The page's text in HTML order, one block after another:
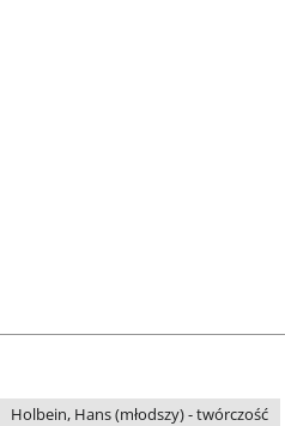
Holbein, Hans (młodszy) - twórczość